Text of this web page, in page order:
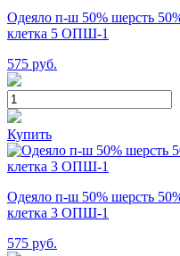
Одеяло п-ш 50% шерсть
клетка 5 ОПШ-1
575 руб.
Купить
Одеяло п-ш 50% шерсть
клетка 3 ОПШ-1
575 руб.